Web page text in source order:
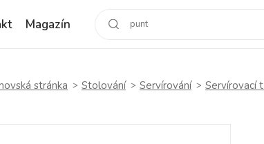
Magazín
stránka Stolování Servírování Servírovací